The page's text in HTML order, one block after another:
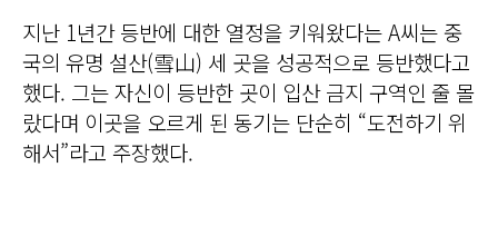
지난 1년간 등반에 대한 열정을 키워왔다는 A씨는 중
국의 유명 설산(雪山) 세 곳을 성공적으로 등반했다고
했다. 그는 자신이 등반한 곳이 입산 금지 구역인 줄 몰
랐다며 이곳을 오르게 된 동기는 단순히 “도전하기 위
해서”라고 주장했다.